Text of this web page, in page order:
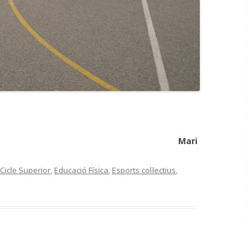
Mari
Cicle Superior, Educació Física, Esports col·lectius,